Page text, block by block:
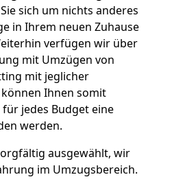
sich um nichts anderes
in Ihrem neuen Zuhause
verfügen wir über
mit Umzügen von
mit jeglicher
Ihnen somit
jedes Budget eine
werden.
ausgewählt, wir
im Umzugsbereich.